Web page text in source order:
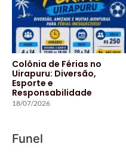
Colônia de Férias no
Uirapuru: Diversão,
Esporte e
Responsabilidade
18/07/2026
Funel